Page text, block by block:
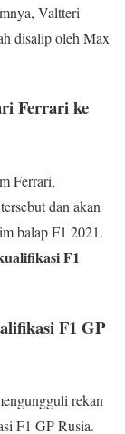
Valtteri
disalip oleh Max
Ferrari ke
Ferrari,
dan akan
balap F1 2021.
F1
F1 GP
rekan
F1 GP Rusia.